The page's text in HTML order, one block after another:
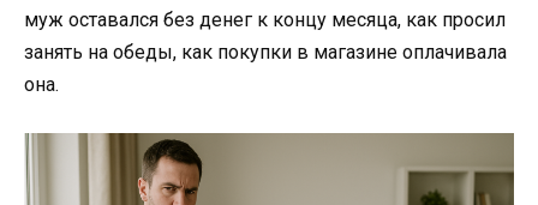
муж оставался без денег к концу месяца, как просил
занять на обеды, как покупки в магазине оплачивала
она.